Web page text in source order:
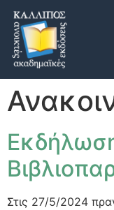
Στις 27/5/2024